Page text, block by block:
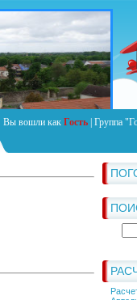
Вы вошли как Гость Группа